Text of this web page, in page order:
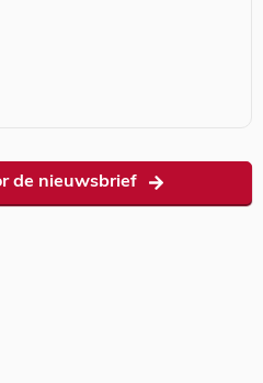
de nieuwsbrief